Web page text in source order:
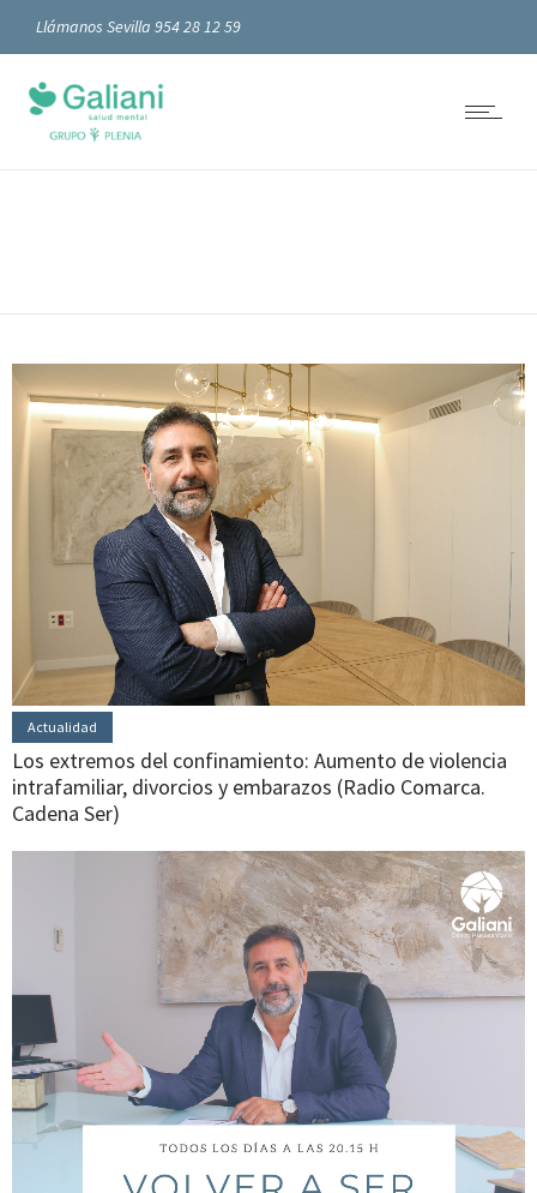
Llámanos Sevilla 954 28 12 59
Actualidad
Los extremos del confinamiento: Aumento de violencia
intrafamiliar, divorcios y embarazos (Radio Comarca.
Cadena Ser)